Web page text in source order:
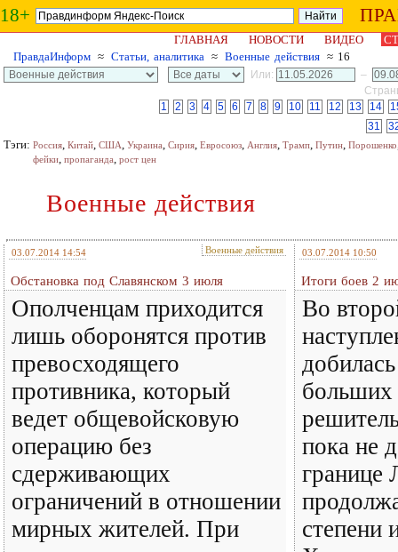
18+
ГЛАВНАЯ НОВОСТИ ВИДЕО
ПравдаИнформ ≈ Статьи, аналитика ≈ Военные действия ≈ 16
Или:
–
1
2 3 4 5 6 7 8 9 10 11 12 13 14
31
Тэги: Россия, Китай, США, Украина, Сирия, Евросоюз, Англия, Трамп, Путин, Порошенко
фейки, пропаганда, рост цен
Военные действия
03.07.2014 14:54 Военные действия
Обстановка под Славянском 3 июля
Ополченцам приходится
лишь оборонятся против
превосходящего
противника, который
ведет общевойсковую
операцию без
сдерживающих
ограничений в отношении
мирных жителей. При
03.07.2014 10:50
Итоги боев 2
Во
больших
пока не
степени